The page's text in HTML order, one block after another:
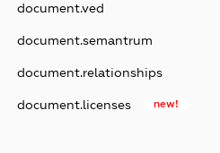
document.ved
document.semantrum
document.relationships
document.licenses new!